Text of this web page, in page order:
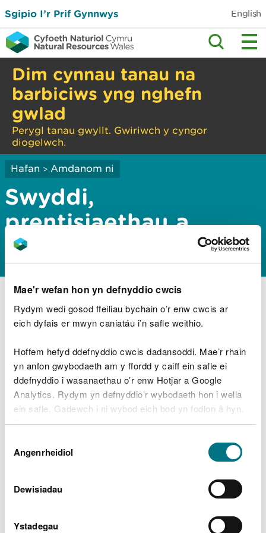
Mae'r wefan hon yn defnyddio cwcis
Rydym wedi gosod ffeiliau bychain o’r enw cwcis ar
eich dyfais er mwyn caniatáu i’n safle weithio.
Hoffem hefyd ddefnyddio cwcis dadansoddi. Mae’r rhain
yn anfon gwybodaeth am y ffordd y caiff ein safle ei
ddefnyddio i wasanaethau o’r enw Hotjar a Google
Analytics. Rydym yn defnyddio’r wybodaeth hon i wella
ein safle. Gadewch i ni wybod eich bod yn fodlon â hyn.
Byddwn yn defnyddio cwci i gadw eich dewis.
Gellirdarllen mwy am ein cwcis cyn i chi ddewis.
Caniatâd
Angenrheidiol
Dewisiadau
Ystadegau
Sgipio I’r Prif Gynnwys English
Dim cynnau tanau na
barbiciws yng nghefn
gwlad
Perygl tanau gwyllt. Gwiriwch y cyngor
diogelwch.
Hafan > Amdanom ni
Swyddi,
prentisiaethau a
lleoliadau
Ein swyddi gwag
presennol
Ein proses ymgeisio
Pam ein dewis ni
Gyrfaoedd cynnar a
gwirfoddoli